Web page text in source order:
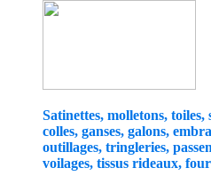
Satinettes, molletons, toiles,
colles, ganses, galons,
outillages, tringleries,
voilages, tissus rideaux,